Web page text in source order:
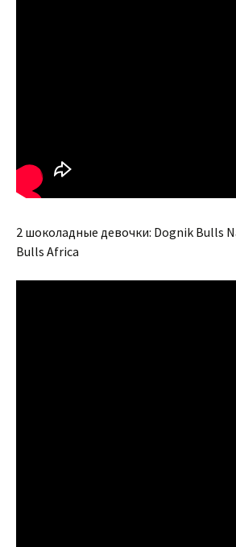
2 шоколадные девочки: Dognik Bulls
Bulls Africa